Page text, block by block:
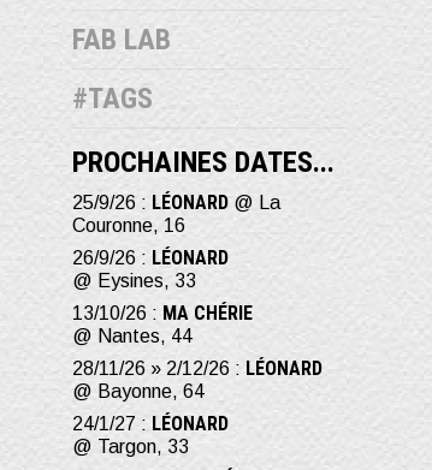
FAB LAB
#TAGS
PROCHAINES DATES...
25/9/26 : LÉONARD @ La
Couronne, 16
26/9/26 : LÉONARD
@ Eysines, 33
13/10/26 : MA CHÉRIE
@ Nantes, 44
28/11/26 » 2/12/26 : LÉONARD
@ Bayonne, 64
24/1/27 : LÉONARD
@ Targon, 33